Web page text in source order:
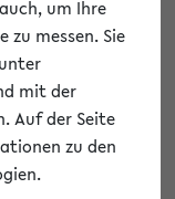
an:
um Ihre
messen. Sie
mit der
Auf der Seite
zu den